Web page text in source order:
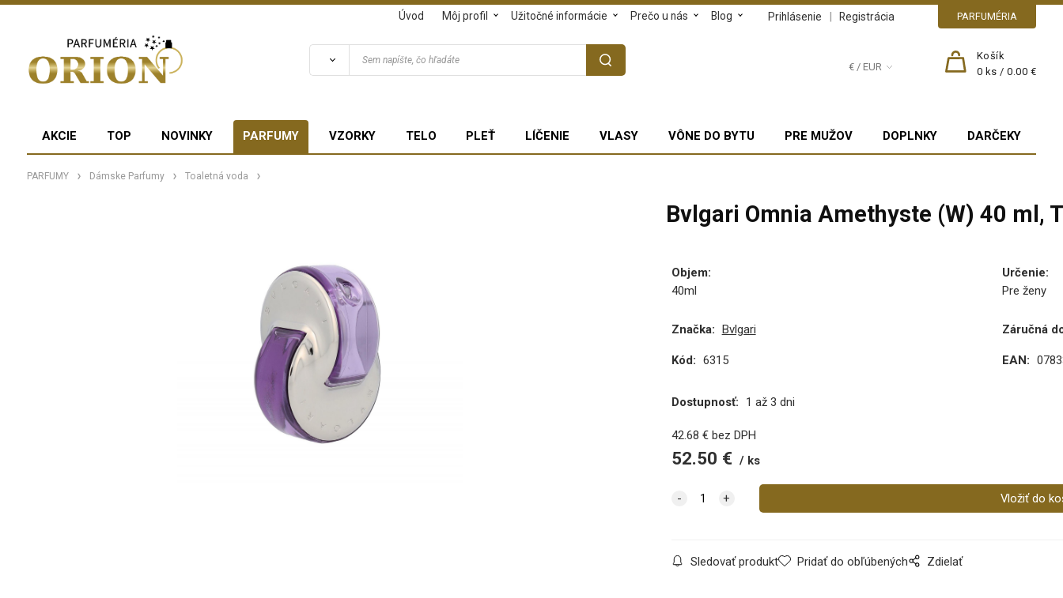
PARFUMÉRIA
Prihlásenie | Registrácia
Úvod Môj profil Užitočné informácie Prečo u nás Blog
€ / EUR
Košík
0 ks /0.00 €
AKCIE TOP NOVINKY PARFUMY VZORKY TELO PLEŤ LÍČENIE VLASY VÔNE DO BYTU PRE MUŽOV DOPLNKY DARČEKY
PARFUMY Dámske Parfumy Toaletná voda
Bvlgari Omnia Amethyste (W) 40 ml,
Objem:
40ml
Určenie:
Pre ženy
Značka: Bvlgari Záručná
Kód: 6315 EAN:
Dostupnosť: 1 až 3 dni
42.68 € bez DPH
52.50 € ks
Sledovať produkt Pridať do obľúbených Zdielať